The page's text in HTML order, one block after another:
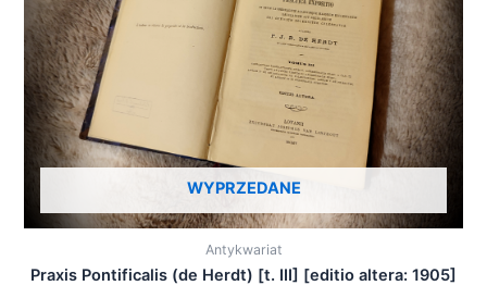
WYPRZEDANE
Antykwariat
Praxis Pontificalis (de Herdt) [t. III] [editio altera: 1905]